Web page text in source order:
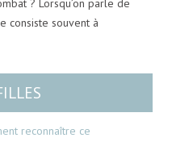
? Lorsqu’on parle de
consiste souvent à
reconnaître ce